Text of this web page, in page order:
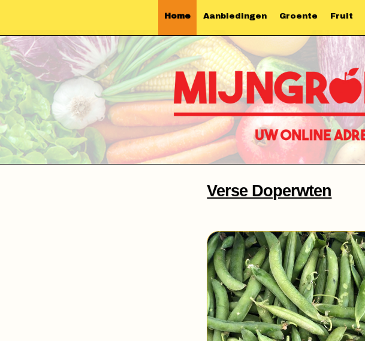
Home Aanbiedingen Groente Fruit
Verse Doperwten